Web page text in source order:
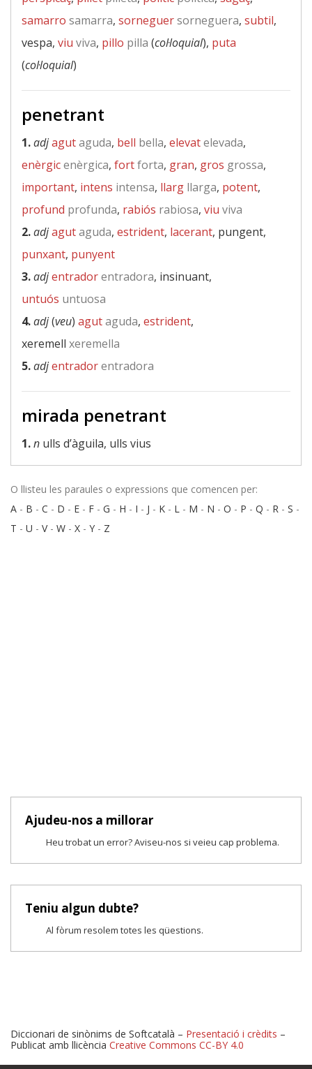
samarro samarra, sorneguersorneguera, subtil,
vespa, viu viva, pillo pilla (col·loquial), puta
(col·loquial)
penetrant
1.adjagutaguda, bell bella, elevatelevada,
enèrgicenèrgica, fortforta, gran, gros grossa,
important, intens intensa, llarg llarga, potent,
profund profunda, rabiós rabiosa, viu viva
2.adjagutaguda, estrident, lacerant, pungent,
punxant, punyent
3.adjentradorentradora, insinuant,
untuós untuosa
4.adj(veu) agutaguda, estrident,
xeremell xeremella
5.adjentradorentradora
mirada penetrant
1.n ulls d’àguila, ulls vius
O llisteu les paraules o expressions que comencen per:
A - B - C - D - E - F - G - H - I - J - K - L - M - N - O - P - Q - R - S -
T - U - V- W - X - Y - Z
Ajudeu-nos a millorar
Heu trobat un error? Aviseu-nos si veieu cap problema.
Teniu algun dubte?
Al fòrum resolem totes les qüestions.
Diccionari de sinònims de Softcatalà – Presentació i crèdits –
Publicat amb llicència Creative Commons CC-BY 4.0